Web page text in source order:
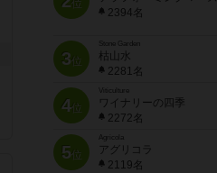
位
2394名
3位
Stone Garden
枯山水
2281名
4位
Viticulture
ワイナリーの四季
2272名
5位
Agricola
アグリコラ
2119名